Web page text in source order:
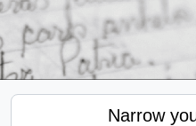
Narrow